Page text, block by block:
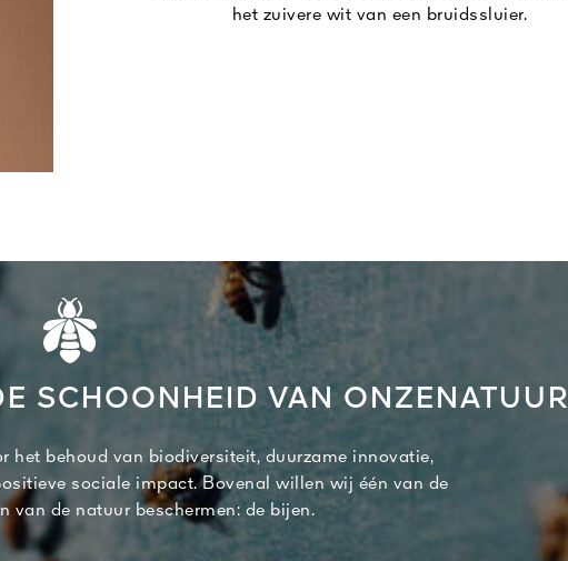
het zuivere wit van een bruidssluier.
SCHOONHEID VAN ONZENATUUR
het behoud van biodiversiteit, duurzame innovatie,
sociale impact. Bovenal willen wij één van de
van de natuur beschermen: de bijen.